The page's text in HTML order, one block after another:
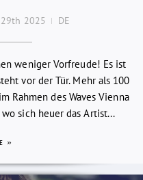
2025 DE
weniger Vorfreude! Es ist
vor der Tür. Mehr als 100
Rahmen des Waves Vienna
sich heuer das Artist...